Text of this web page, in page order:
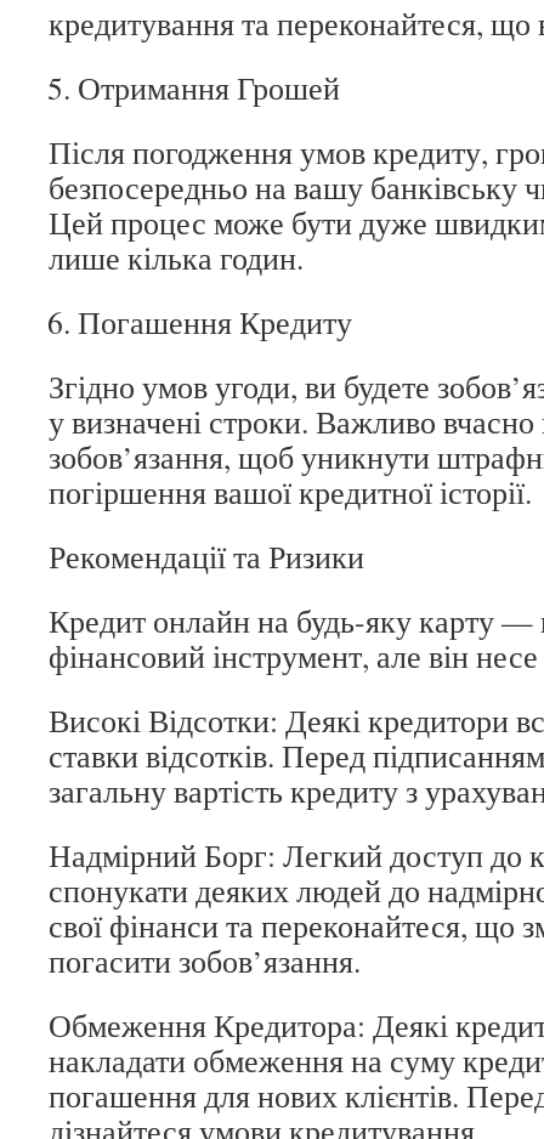
кредитування та переконайтеся, що
Отримання Грошей
Після погодження умов кредиту,
безпосередньо на вашу банківську
Цей процес може бути дуже
лише кілька годин.
Погашення Кредиту
Згідно умов угоди, ви будете
у визначені строки. Важливо
зобов’язання, щоб уникнути
погіршення вашої кредитної історії.
Рекомендації та Ризики
Кредит онлайн на будь-яку карту —
фінансовий інструмент, але він
Високі Відсотки: Деякі кредитори
ставки відсотків. Перед
загальну вартість кредиту з
Надмірний Борг: Легкий доступ до
спонукати деяких людей до
свої фінанси та переконайтеся, що
погасити зобов’язання.
Обмеження Кредитора: Деякі
накладати обмеження на суму
погашення для нових клієнтів.
дізнайтеся умови кредитування.